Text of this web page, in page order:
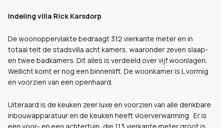
Indeling villa Rick Karsdorp
De woonoppervlakte bedraagt 312 vierkante meter en in
totaal telt de stadsvilla acht kamers, waaronder zeven slaap-
en twee badkamers. Dit alles is verdeeld over vijf woonlagen.
Wellicht komt er nog een binnenlift. De woonkamer is L vormig
en voorzien van een openhaard.
Uiteraard is de keuken zeer luxe en voorzien van alle denkbare
inbouwapparatuur en de keuken heeft vloerverwarming. Er is